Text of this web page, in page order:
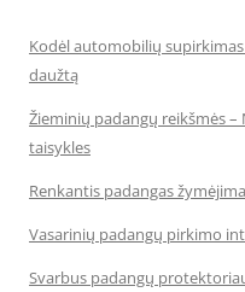
Kodėl automobilių
daužtą
Žieminių padangų reikšmės
taisykles
Renkantis padangas
Vasarinių padangų pirkimo
Svarbus padangų